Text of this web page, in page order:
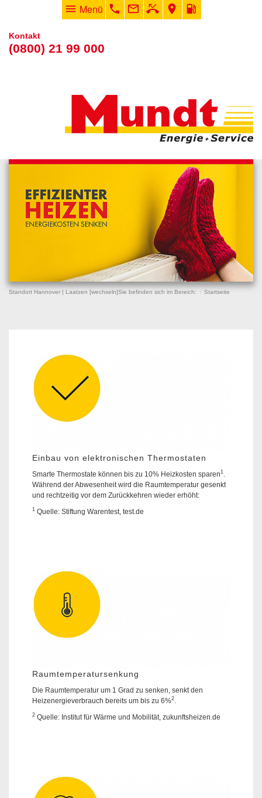
menu Menü phone mail_outline phone_missed room local_gas_station
Kontakt
(0800) 21 99 000
Standort Hannover | Laatzen [wechseln]Sie befinden sich im Bereich: Startseite
Einbau von elektronischen Thermostaten
Smarte Thermostate können bis zu 10% Heizkosten sparen1
Während der Abwesenheit wird die Raumtemperatur gesenkt
und rechtzeitig vor dem Zurückkehren wieder erhöht:
1 Quelle: Stiftung Warentest, test.de
Raumtemperatursenkung
Die Raumtemperatur um 1 Grad zu senken, senkt den
Heizenergieverbrauch bereits um bis zu 6%2.
2 Quelle: Institut für Wärme und Mobilität, zukunftsheizen.de